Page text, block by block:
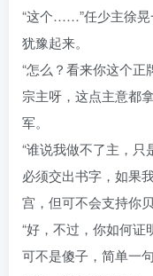
“这个……”任少主徐晃
犹豫起来。
“怎么？看来你这个
宗主呀，这点主意都
军。
“谁说我做不了主，
必须交出书字，如果
宫，但可不会支持你
“好，不过，你如何证
可不是傻子，简单一